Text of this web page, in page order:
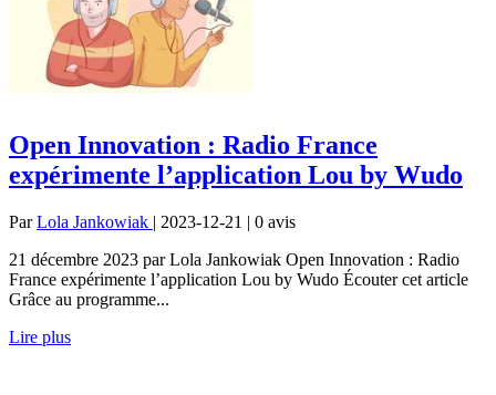
Open Innovation : Radio France
expérimente l’application Lou by Wudo
ParLola Jankowiak | 2023-12-21 | 0 avis
21 décembre 2023 par Lola Jankowiak Open Innovation : Radio
France expérimente l’application Lou by Wudo Écouter cet article
Grâce au programme...
Lire plus